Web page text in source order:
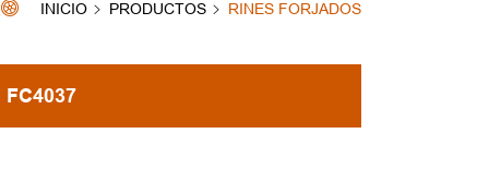
INICIO PRODUCTOS RINES FORJADOS
FC4037